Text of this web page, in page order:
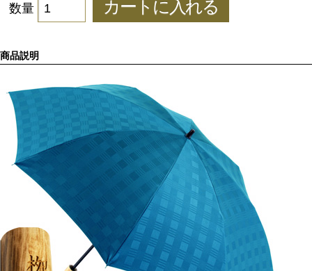
数量
商品説明